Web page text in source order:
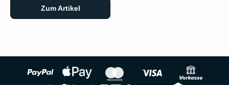
Zum Artikel